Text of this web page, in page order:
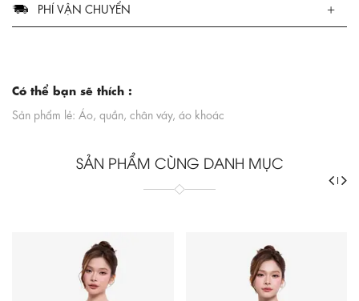
PHÍ VẬN CHUYỂN
Có thể bạn sẽ thích :
Sản phẩm lẻ: Áo, quần, chân váy, áo khoác
SẢN PHẨM CÙNG DANH MỤC